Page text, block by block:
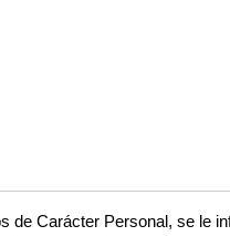
Carácter Personal, se le